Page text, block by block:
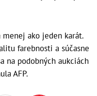
menej ako jeden karát.
farebnosti a súčasne
na podobných aukciách
AFP.